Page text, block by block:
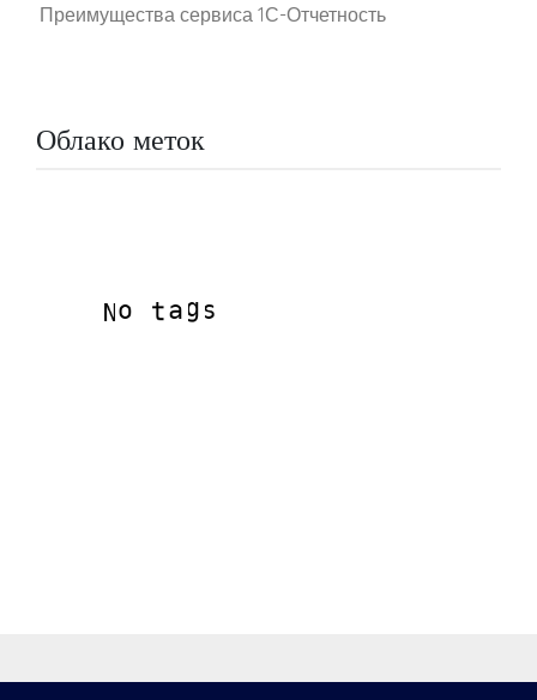
Преимущества сервиса 1С-Отчетность
Облако меток